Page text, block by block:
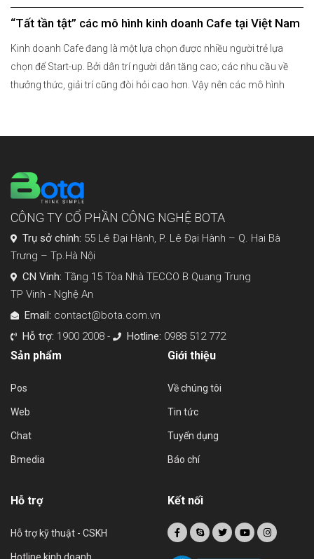
“Tất tần tật” các mô hình kinh doanh Cafe tại Việt Nam
Kinh doanh Cafe đang là một lựa chọn được nhiều người trẻ lựa
chọn để Start-up. Bởi dân trí người dân tăng cao; các nhu cầu về
thưởng thức, giải trí cũng đòi hỏi cao hơn. Vậy nên các mô hình
CÔNG TY CỔ PHẦN CÔNG NGHỆ BOTA
Trụ sở chính: 55 Lê Đại Hành, P. Lê Đại Hành – Q. Hai Bà
Trưng – Tp.Hà Nội
CN Vinh: Tầng 15 Tòa Nhà TECCO B Quang Trung
TP Vinh - Nghệ An
Email: contact@bota.com.vn
Hỗ trợ: 1900 2008 - Hotline: 0988 512 772
Sản phẩm
Pos
Web
Chat
Bmedia
Giới thiệu
Về chúng tôi
Tin tức
Tuyển dụng
Báo chí
Hỗ trợ
Hỗ trợ kỹ thuật - CSKH
Kết nối